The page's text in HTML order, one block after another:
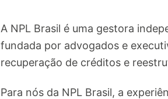
A NPL Brasil é uma gestora
fundada por advogados e
recuperação de créditos e
Para nós da NPL Brasil, a